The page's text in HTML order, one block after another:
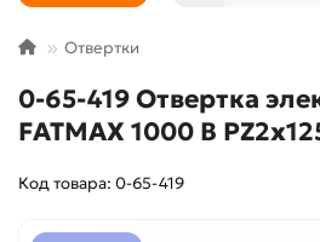
Отвертки
0-65-419 Отвертка
FATMAX 1000 В
Код товара: 0-65-419